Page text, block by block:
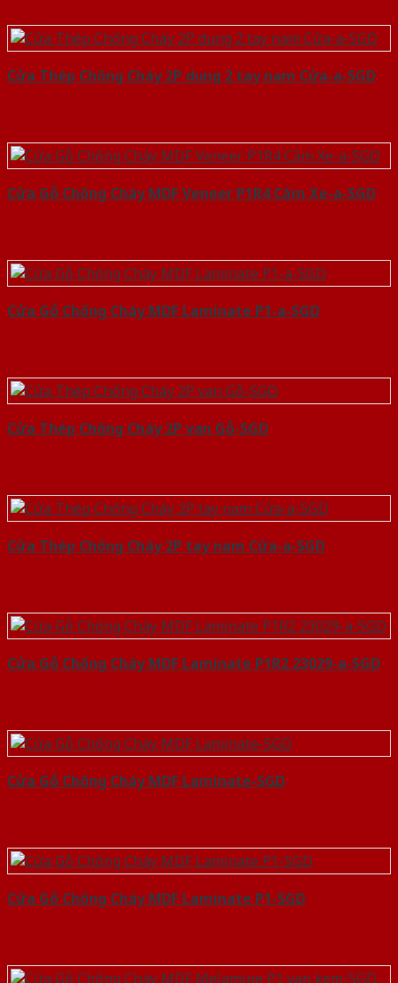
Cửa Thép Chống Cháy 2P dung 2 tay nam Cửa-a-SGD
Cửa Gỗ Chống Cháy MDF Veneer P1R4 Căm Xe-a-SGD
Cửa Gỗ Chống Cháy MDF Laminate P1-a-SGD
Cửa Thép Chống Cháy 2P van Gỗ-SGD
Cửa Thép Chống Cháy 2P tay nam Cửa-a-SGD
Cửa Gỗ Chống Cháy MDF Laminate P1R2 23029-a-SGD
Cửa Gỗ Chống Cháy MDF Laminate-SGD
Cửa Gỗ Chống Cháy MDF Laminate P1-SGD